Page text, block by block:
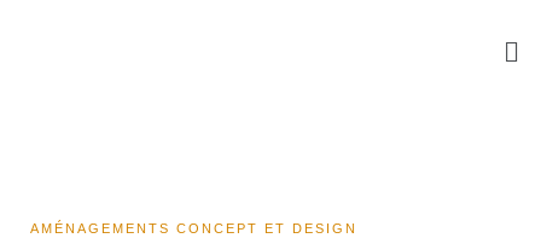
AMÉNAGEMENTS CONCEPT ET DESIGN